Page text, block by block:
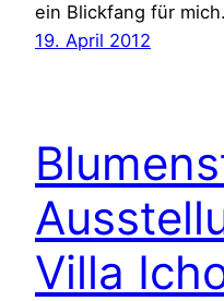
ein Blickfang für mich.
19. April 2012
Villa